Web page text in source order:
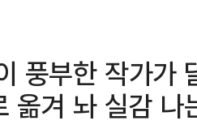
풍부한 작가가
옮겨 놔 실감 나